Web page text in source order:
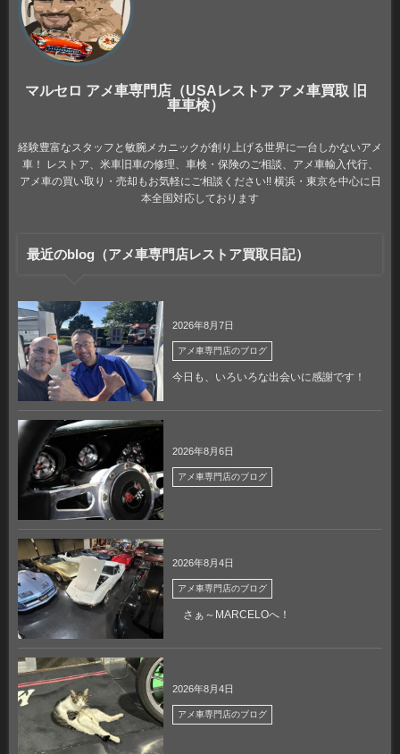
マルセロ アメ車専門店（USAレストア アメ車買取 旧
車車検）
経験豊富なスタッフと敏腕メカニックが創り上げる世界に一台しかないアメ
車！ レストア、米車旧車の修理、車検・保険のご相談、アメ車輸入代行、
アメ車の買い取り・売却もお気軽にご相談ください!! 横浜・東京を中心に日
本全国対応しております
最近のblog（アメ車専門店レストア買取日記）
2026年8月7日
アメ車専門店のブログ
今日も、いろいろな出会いに感謝です！
2026年8月6日
アメ車専門店のブログ
2026年8月4日
アメ車専門店のブログ
さぁ～MARCELOへ！
2026年8月4日
アメ車専門店のブログ